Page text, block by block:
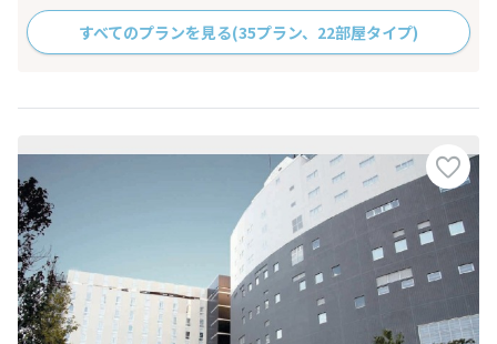
すべてのプランを見る(35プラン、22部屋タイプ)